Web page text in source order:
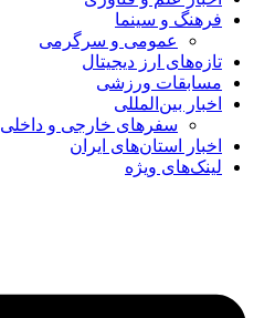
فرهنگ و سینما
عمومی و سرگرمی
تازه‌های ارز دیجیتال
مسابقات ورزشی
اخبار بین‌المللی
سفرهای خارجی و داخلی
اخبار استان‌های ایران
لینک‌های ویژه